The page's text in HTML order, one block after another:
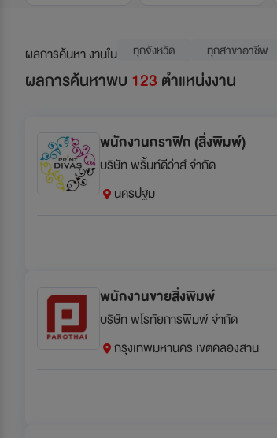
ผลการค้นหา งานใน ทุกจังหวัด ทุกสาขาอาชีพ
ผลการค้นหาพบ 123 ตำแหน่งงาน
พนักงานกราฟิก (สิ่งพิมพ์)
บริษัท พริ้นท์ดีว่าส์ จำกัด
นครปฐม
พนักงานขายสิ่งพิมพ์
บริษัท พโรทัยการพิมพ์ จำกัด
กรุงเทพมหานคร เขตคลองสาน